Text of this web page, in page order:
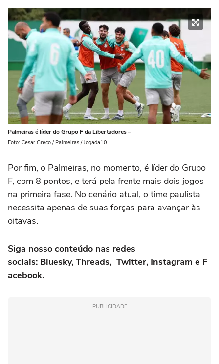
Palmeiras é líder do Grupo F da Libertadores –
Foto: Cesar Greco / Palmeiras / Jogada10
Por fim, o Palmeiras, no momento, é líder do Grupo
F, com 8 pontos, e terá pela frente mais dois jogos
na primeira fase. No cenário atual, o time paulista
necessita apenas de suas forças para avançar às
oitavas.
Siga nosso conteúdo nas redes
sociais: Bluesky, Threads, Twitter, Instagram e F
acebook.
PUBLICIDADE